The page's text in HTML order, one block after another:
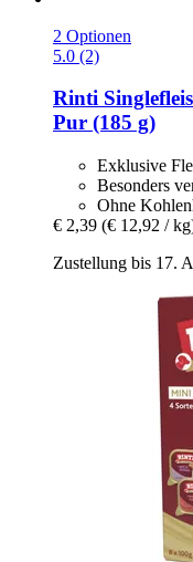
2 Optionen
5.0 (2)
Rinti
Pur (185 g)
Exklusive
Besonders
Ohne
€ 2,39 (€ 12,92 /
Zustellung bis 17.